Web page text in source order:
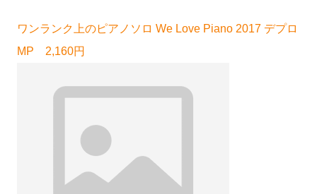
ワンランク上のピアノソロ We Love Piano 2017 デプロ
MP 2,160円